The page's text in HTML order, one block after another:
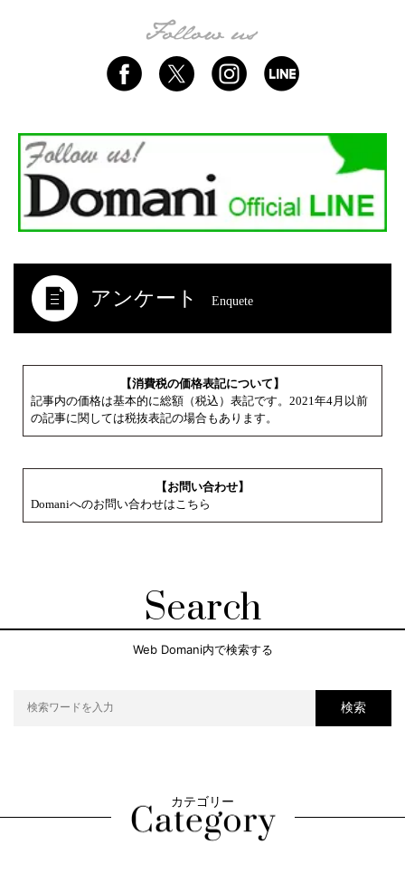
アンケート Enquete
【消費税の価格表記について】
記事内の価格は基本的に総額（税込）表記です。2021年4月以前
の記事に関しては税抜表記の場合もあります。
【お問い合わせ】
Domaniへのお問い合わせはこちら
Search
Web Domani内で検索する
検索
カテゴリー